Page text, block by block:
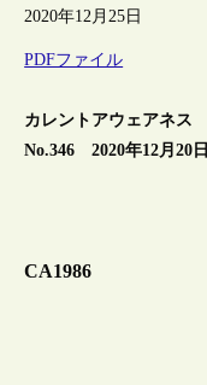
2020年12月25日
PDFファイル
カレントアウェアネス
No.346 2020年12月20日
CA1986